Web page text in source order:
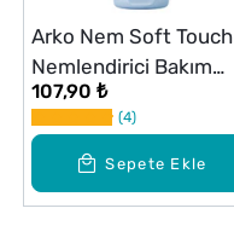
Sepete Ekle
Arko Nem Soft Touch
Nemlendirici Bakım
Kremi 60 ml
107,90 ₺
4